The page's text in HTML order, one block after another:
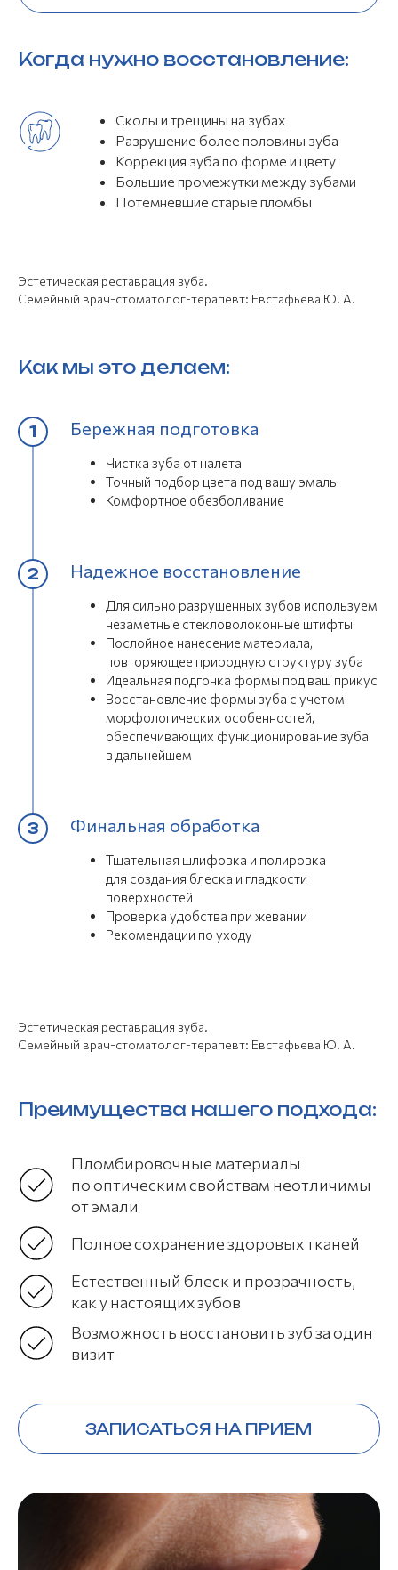
Когда нужно восстановление:
Сколы и трещины на зубах
Разрушение более половины зуба
Коррекция зуба по форме и цвету
Большие промежутки между зубами
Потемневшие старые пломбы
Эстетическая реставрация зуба.
Семейный врач-стоматолог-терапевт: Евстафьева Ю. А.
Как мы это делаем:
Бережная подготовка
Чистка зуба от налета
Точный подбор цвета под вашу эмаль
Комфортное обезболивание
Надежное восстановление
Для сильно разрушенных зубов используем
незаметные стекловолоконные штифты
Послойное нанесение материала,
повторяющее природную структуру зуба
Идеальная подгонка формы под ваш прикус
Восстановление формы зуба с учетом
морфологических особенностей,
обеспечивающих функционирование зуба
в дальнейшем
Финальная обработка
Тщательная шлифовка и полировка
для создания блеска и гладкости
поверхностей
Проверка удобства при жевании
Рекомендации по уходу
Эстетическая реставрация зуба.
Семейный врач-стоматолог-терапевт: Евстафьева Ю. А.
Преимущества нашего подхода:
Пломбировочные материалы
по оптическим свойствам неотличимы
от эмали
Полное сохранение здоровых тканей
Естественный блеск и прозрачность,
как у настоящих зубов
Возможность восстановить зуб за один
визит